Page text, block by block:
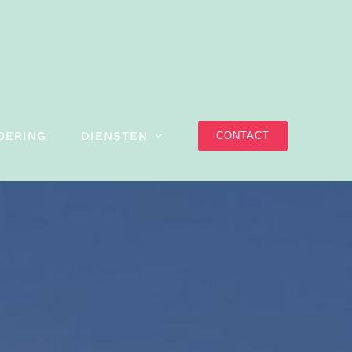
DIENSTEN CONTACT